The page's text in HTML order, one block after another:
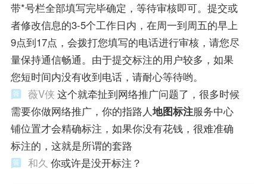
带*号栏全部填写完毕确定，等待审核即可。提交或
者修改信息的3-5个工作日内，在周一到周五的早上
9点到17点，会拨打您填写的电话进行审核，请您尽
量保持通信畅通。由于提交标注的用户较多，如果
您短时间内没有收到电话，请耐心等待哟。
薇V侠 这个就牵扯到网络推广问题了，很多时候
需要你做网络推广，你的指路人地图标注服务中心
铺位置才会精确标注，如果你没有花钱，很难准确
标注的，这就是所谓的套路
和久 你或许是没开标注？